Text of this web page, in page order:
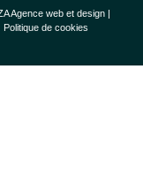
Agence web et design|
Politique de cookies